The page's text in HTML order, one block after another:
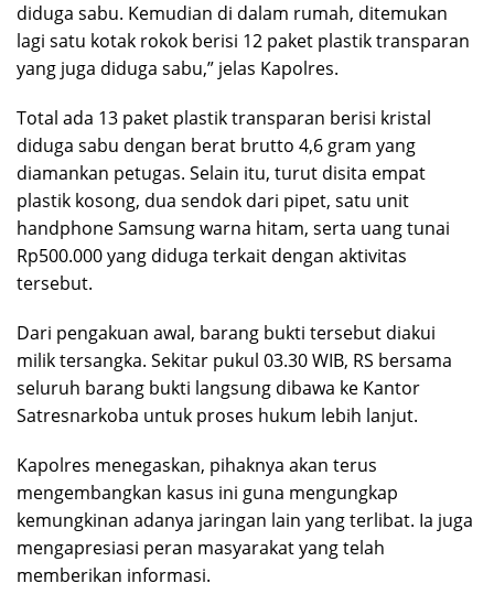
diduga sabu. Kemudian di dalam rumah, ditemukan
lagi satu kotak rokok berisi 12 paket plastik transparan
yang juga diduga sabu,” jelas Kapolres.
Total ada 13 paket plastik transparan berisi kristal
diduga sabu dengan berat brutto 4,6 gram yang
diamankan petugas. Selain itu, turut disita empat
plastik kosong, dua sendok dari pipet, satu unit
handphone Samsung warna hitam, serta uang tunai
Rp500.000 yang diduga terkait dengan aktivitas
tersebut.
Dari pengakuan awal, barang bukti tersebut diakui
milik tersangka. Sekitar pukul 03.30 WIB, RS bersama
seluruh barang bukti langsung dibawa ke Kantor
Satresnarkoba untuk proses hukum lebih lanjut.
Kapolres menegaskan, pihaknya akan terus
mengembangkan kasus ini guna mengungkap
kemungkinan adanya jaringan lain yang terlibat. Ia juga
mengapresiasi peran masyarakat yang telah
memberikan informasi.